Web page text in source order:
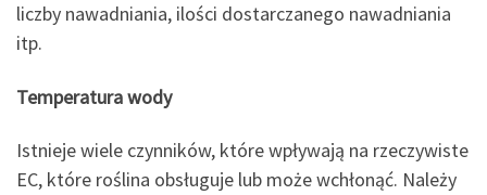
liczby nawadniania, ilości dostarczanego nawadniania
itp.
Temperatura wody
Istnieje wiele czynników, które wpływają na rzeczywiste
EC, które roślina obsługuje lub może wchłonąć. Należy